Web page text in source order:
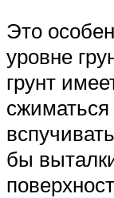
Это
уровне
грунт
сжиматься
бы